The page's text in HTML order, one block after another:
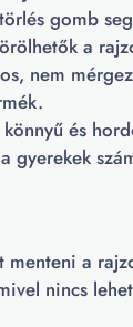
gomb
gomb Nem
Művészi
készség
Fekete
gomb
a
nem
és
gyerekek
menteni a
nincs